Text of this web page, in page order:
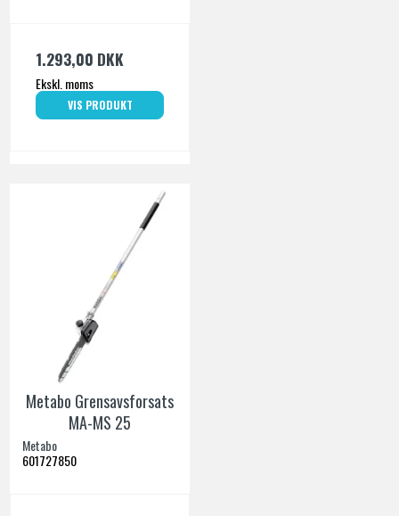
1.293,00 DKK
Ekskl. moms
VIS PRODUKT
Metabo Grensavsforsats
MA-MS 25
Metabo
601727850